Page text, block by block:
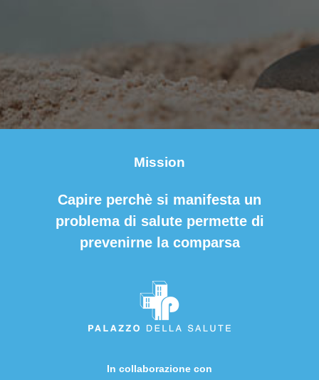
Mission
Capire perchè si manifesta un
problema di salute permette di
prevenirne la comparsa
In collaborazione con